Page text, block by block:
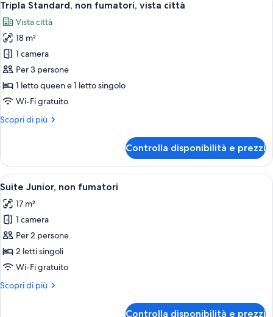
fumatori,
vista
città
tutte
le
foto
per
Tripla
Standard,
non
fumatori,
vista
3
Tripla Standard, non fumatori, vista città
Vista città
18 m²
1 camera
Per 3 persone
1 letto queen e 1 letto singolo
Wi-Fi gratuito
Scopri di più
Altri
Standard,
non
fumatori,
città
Controlla disponibilità e prezzi
Apri
tutte
le
foto
per
Suite
Junior,
fumatori
Una camera d'albergo con un letto,
4
Suite Junior, non fumatori
17 m²
1 camera
Per 2 persone
2 letti singoli
Wi-Fi gratuito
Scopri di più
Altri
Controlla disponibilità e prezzi